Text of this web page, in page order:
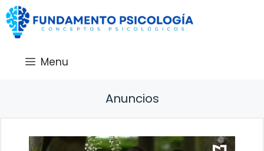
Saltar
al
contenido
Menu
Anuncios